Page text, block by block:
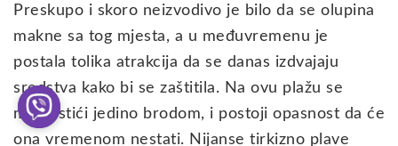
Preskupo i skoro neizvodivo je bilo da se olupina
makne sa tog mjesta, a u međuvremenu je
postala tolika atrakcija da se danas izdvajaju
sredstva kako bi se zaštitila. Na ovu plažu se
može stići jedino brodom, i postoji opasnost da će
ona vremenom nestati. Nijanse tirkizno plave